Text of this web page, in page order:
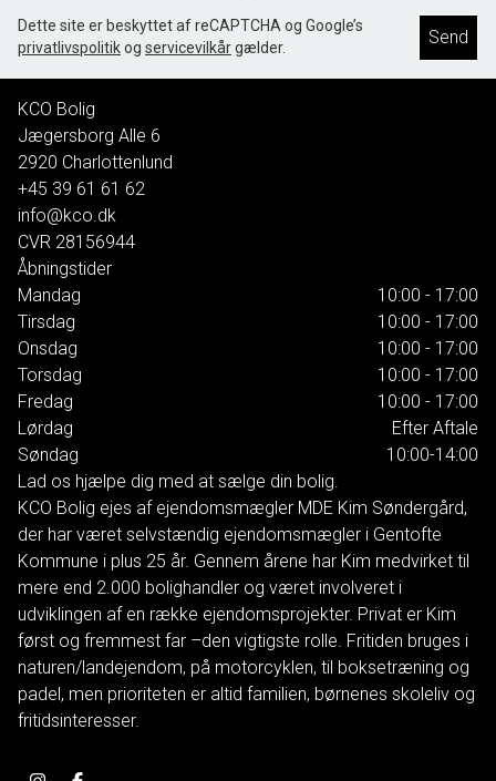
Dette site er beskyttet af reCAPTCHA og Google’s
privatlivspolitikog servicevilkårgælder. Send
KCO Bolig
Jægersborg Alle 6
2920 Charlottenlund
+45 39 61 61 62
info@kco.dk
CVR 28156944
Åbningstider
Mandag
10:00 - 17:00
Tirsdag
10:00 - 17:00
Onsdag
10:00 - 17:00
Torsdag
10:00 - 17:00
Fredag
10:00 - 17:00
Lørdag
Efter Aftale
Søndag
10:00-14:00
Lad os hjælpe dig med at sælge din bolig.
KCO Bolig ejes af ejendomsmægler MDE Kim Søndergård,
der har været selvstændig ejendomsmægler i Gentofte
Kommune i plus 25 år. Gennem årene har Kim medvirket til
mere end 2.000 bolighandler og været involveret i
udviklingen af en række ejendomsprojekter. Privat er Kim
først og fremmest far –den vigtigste rolle. Fritiden bruges i
naturen/landejendom, på motorcyklen, til boksetræning og
padel, men prioriteten er altid familien, børnenes skoleliv og
fritidsinteresser.